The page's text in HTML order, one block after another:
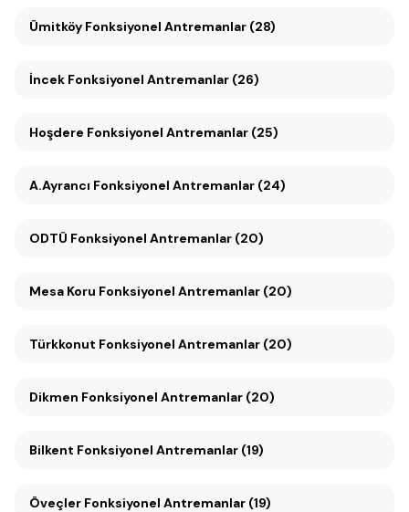
Ümitköy Fonksiyonel Antremanlar (28)
İncek Fonksiyonel Antremanlar (26)
Hoşdere Fonksiyonel Antremanlar (25)
A.Ayrancı Fonksiyonel Antremanlar (24)
ODTÜ Fonksiyonel Antremanlar (20)
Mesa Koru Fonksiyonel Antremanlar (20)
Türkkonut Fonksiyonel Antremanlar (20)
Dikmen Fonksiyonel Antremanlar (20)
Bilkent Fonksiyonel Antremanlar (19)
Öveçler Fonksiyonel Antremanlar (19)